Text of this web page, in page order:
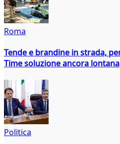
Roma
Tende e brandine in strada,
Time soluzione ancora lontana
Politica